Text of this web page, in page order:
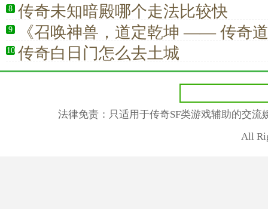
8 传奇未知暗殿哪个走法比较快
9
《召唤神兽，道定乾坤 —— 传奇
家的终极首选》
10 传奇白日门怎么去土城
法律免责：只适用于传奇SF类游戏辅助的交
All